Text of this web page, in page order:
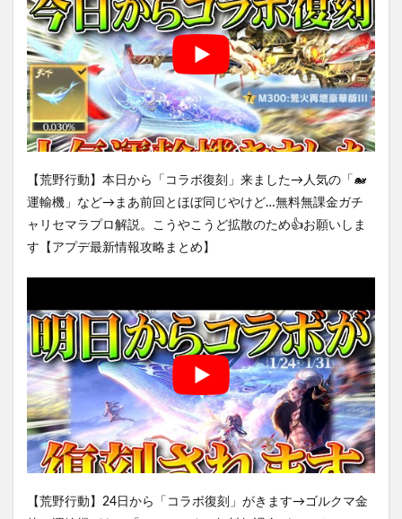
【荒野行動】本日から「コラボ復刻」来ました→人気の「🐋
運輸機」など→まあ前回とほぼ同じやけど…無料無課金ガチ
ャリセマラプロ解説。こうやこうど拡散のため👍お願いしま
す【アプデ最新情報攻略まとめ】
【荒野行動】24日から「コラボ復刻」がきます→ゴルクマ金